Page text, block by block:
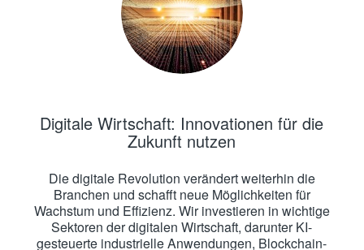
Digitale Wirtschaft: Innovationen für die
Zukunft nutzen
Die digitale Revolution verändert weiterhin die
Branchen und schafft neue Möglichkeiten für
Wachstum und Effizienz. Wir investieren in wichtige
Sektoren der digitalen Wirtschaft, darunter KI-
gesteuerte industrielle Anwendungen, Blockchain-